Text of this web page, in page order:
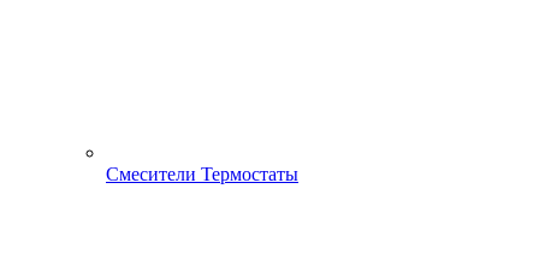
Смесители Термостаты